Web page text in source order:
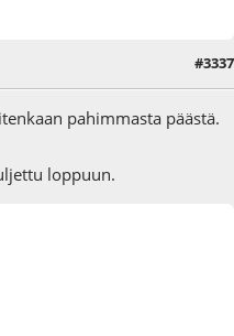
#3337
pahimmasta päästä.
loppuun.